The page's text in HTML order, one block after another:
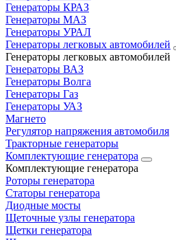
Генераторы КРАЗ
Генераторы МАЗ
Генераторы УРАЛ
Генераторы легковых автомобилей
Генераторы легковых автомобилей
Генераторы ВАЗ
Генераторы Волга
Генераторы Газ
Генераторы УАЗ
Магнето
Регулятор напряжения автомобиля
Тракторные генераторы
Комплектующие генератора
Комплектующие генератора
Роторы генератора
Статоры генератора
Диодные мосты
Щеточные узлы генератора
Щетки генератора